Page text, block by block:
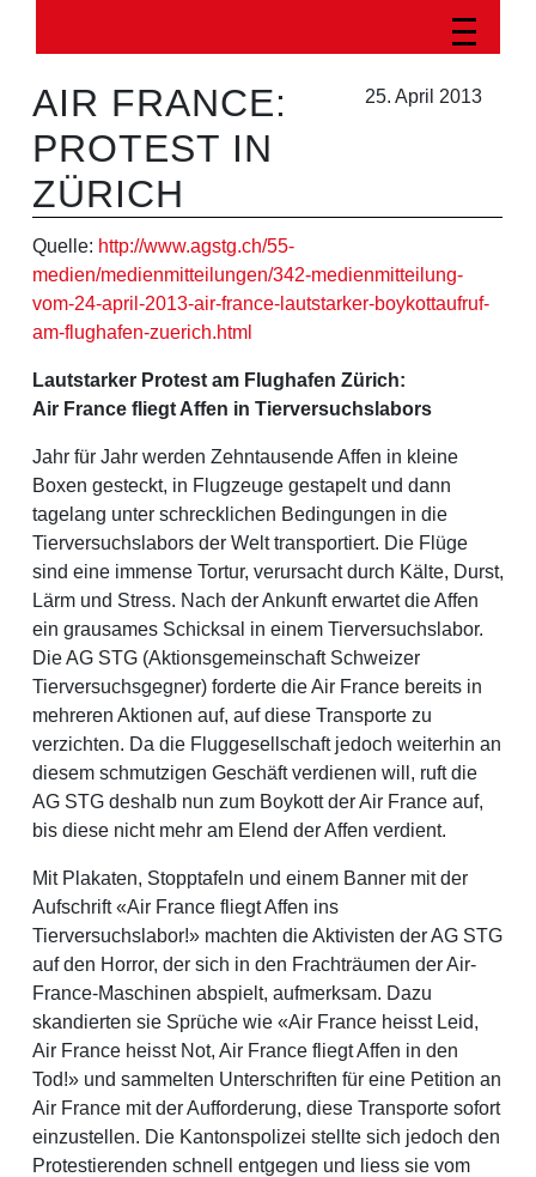
25. April 2013
AIR FRANCE:
PROTEST IN
ZÜRICH
Quelle: http://www.agstg.ch/55-
medien/medienmitteilungen/342-medienmitteilung-
vom-24-april-2013-air-france-lautstarker-boykottaufruf-
am-flughafen-zuerich.html
Lautstarker Protest am Flughafen Zürich:
Air France fliegt Affen in Tierversuchslabors
Jahr für Jahr werden Zehntausende Affen in kleine
Boxen gesteckt, in Flugzeuge gestapelt und dann
tagelang unter schrecklichen Bedingungen in die
Tierversuchslabors der Welt transportiert. Die Flüge
sind eine immense Tortur, verursacht durch Kälte, Durst,
Lärm und Stress. Nach der Ankunft erwartet die Affen
ein grausames Schicksal in einem Tierversuchslabor.
Die AG STG (Aktionsgemeinschaft Schweizer
Tierversuchsgegner) forderte die Air France bereits in
mehreren Aktionen auf, auf diese Transporte zu
verzichten. Da die Fluggesellschaft jedoch weiterhin an
diesem schmutzigen Geschäft verdienen will, ruft die
AG STG deshalb nun zum Boykott der Air France auf,
bis diese nicht mehr am Elend der Affen verdient.
Mit Plakaten, Stopptafeln und einem Banner mit der
Aufschrift «Air France fliegt Affen ins
Tierversuchslabor!» machten die Aktivisten der AG STG
auf den Horror, der sich in den Frachträumen der Air-
France-Maschinen abspielt, aufmerksam. Dazu
skandierten sie Sprüche wie «Air France heisst Leid,
Air France heisst Not, Air France fliegt Affen in den
Tod!» und sammelten Unterschriften für eine Petition an
Air France mit der Aufforderung, diese Transporte sofort
einzustellen. Die Kantonspolizei stellte sich jedoch den
Protestierenden schnell entgegen und liess sie vom